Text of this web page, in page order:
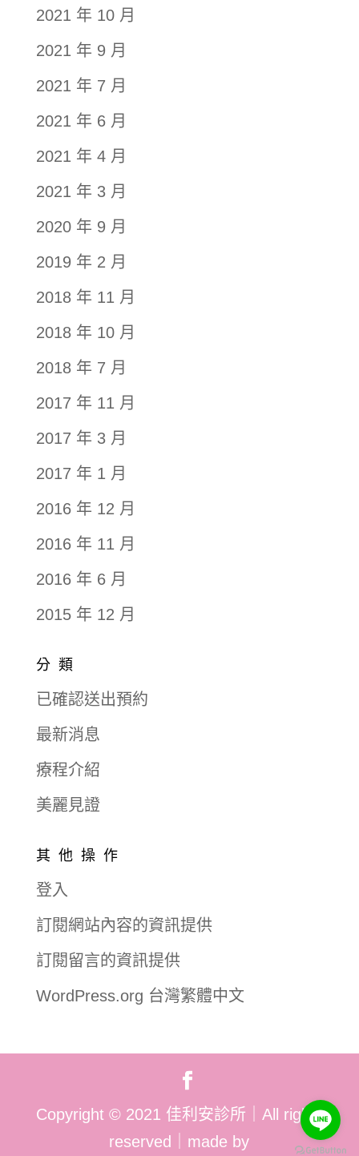
2021 年 10 月
2021 年 9 月
2021 年 7 月
2021 年 6 月
2021 年 4 月
2021 年 3 月
2020 年 9 月
2019 年 2 月
2018 年 11 月
2018 年 10 月
2018 年 7 月
2017 年 11 月
2017 年 3 月
2017 年 1 月
2016 年 12 月
2016 年 11 月
2016 年 6 月
2015 年 12 月
分類
已確認送出預約
最新消息
療程介紹
美麗見證
其他操作
登入
訂閱網站內容的資訊提供
訂閱留言的資訊提供
WordPress.org 台灣繁體中文
Copyright ©2021 佳利安診所｜All rights
reserved｜made by